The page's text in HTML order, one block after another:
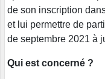
de son inscription
et lui permettre de
de septembre 2021 à
Qui est concerné ?